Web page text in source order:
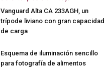
Vanguard Alta CA 233AGH, un
trípode liviano con gran capacidad
de carga
Esquema de iluminación sencillo
para fotografía de alimentos